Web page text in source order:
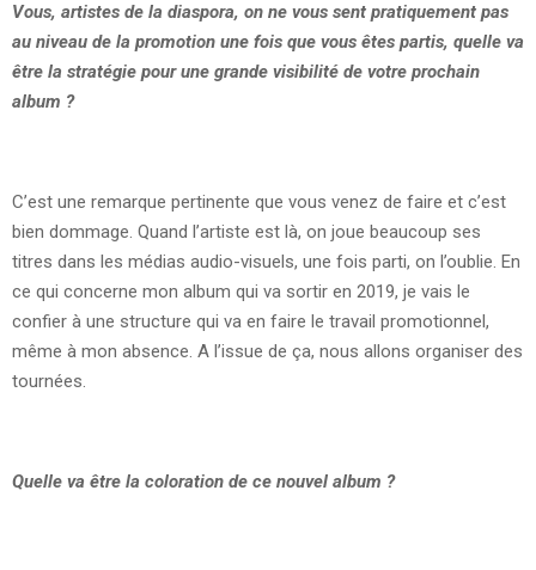
Vous, artistes de la diaspora, on ne vous sent pratiquement pas
au niveau de la promotion une fois que vous êtes partis, quelle va
être la stratégie pour une grande visibilité de votre prochain
album ?
C’est une remarque pertinente que vous venez de faire et c’est
bien dommage. Quand l’artiste est là, on joue beaucoup ses
titres dans les médias audio-visuels, une fois parti, on l’oublie. En
ce qui concerne mon album qui va sortir en 2019, je vais le
confier à une structure qui va en faire le travail promotionnel,
même à mon absence. A l’issue de ça, nous allons organiser des
tournées.
Quelle va être la coloration de ce nouvel album ?